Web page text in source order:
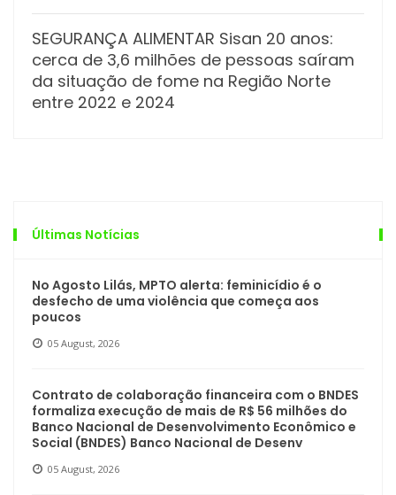
SEGURANÇA ALIMENTAR Sisan 20 anos:
cerca de 3,6 milhões de pessoas saíram
da situação de fome na Região Norte
entre 2022 e 2024
Últimas Notícias
No Agosto Lilás, MPTO alerta: feminicídio é o
desfecho de uma violência que começa aos
poucos
05 August, 2026
Contrato de colaboração financeira com o BNDES
formaliza execução de mais de R$ 56 milhões do
Banco Nacional de Desenvolvimento Econômico e
Social (BNDES) Banco Nacional de Desenv
05 August, 2026